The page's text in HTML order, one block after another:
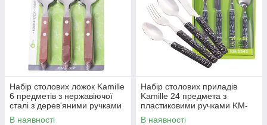
Набір столових ложок Kamille
6 предметів з нержавіючої
сталі з дерев'яними ручками
KM-5302
В наявності
Набір столових приладів
Kamille 24 предмета з
пластиковими ручками KM-
5245
В наявності